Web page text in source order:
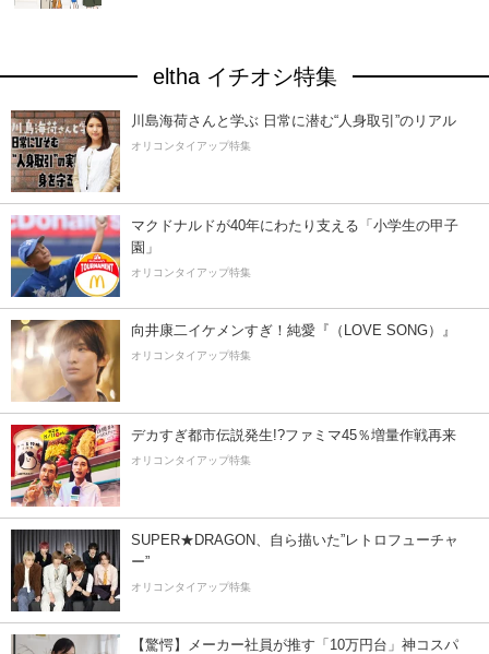
eltha イチオシ特集
川島海荷さんと学ぶ 日常に潜む“人身取引”のリアル
オリコンタイアップ特集
マクドナルドが40年にわたり支える「小学生の甲子
園」
オリコンタイアップ特集
向井康二イケメンすぎ！純愛『（LOVE SONG）』
オリコンタイアップ特集
デカすぎ都市伝説発生!?ファミマ45％増量作戦再来
オリコンタイアップ特集
SUPER★DRAGON、自ら描いた”レトロフューチャ
ー”
オリコンタイアップ特集
【驚愕】メーカー社員が推す「10万円台」神コスパ